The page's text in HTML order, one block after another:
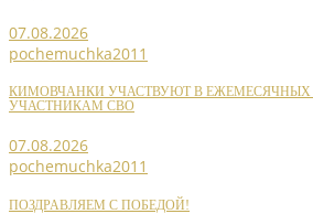
07.08.2026
pochemuchka2011
КИМОВЧАНКИ УЧАСТВУЮТ В
УЧАСТНИКАМ СВО
07.08.2026
pochemuchka2011
ПОЗДРАВЛЯЕМ С ПОБЕДОЙ!